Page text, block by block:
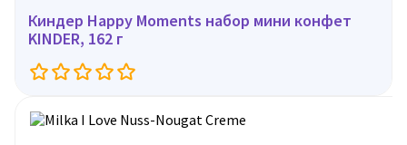
Киндер Happy Moments набор мини конфет
KINDER, 162 г